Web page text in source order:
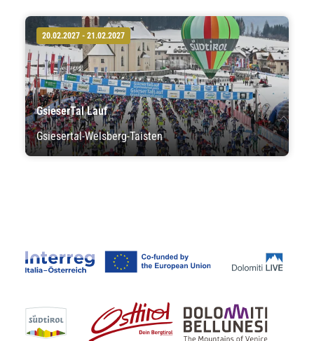
20.02.2027 - 21.02.2027
GsieserTal Lauf
Gsiesertal-Welsberg-Taisten